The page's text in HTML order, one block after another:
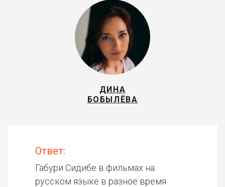
ДИНА
БОБЫЛЁВА
Ответ:
Габури Сидибе в фильмах на
русском языке в разное время